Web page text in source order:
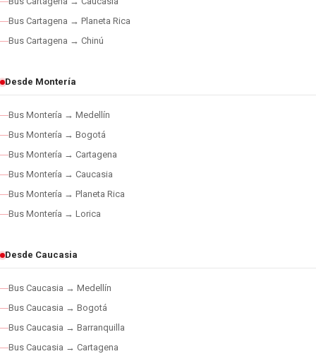
Bus Cartagena → Planeta Rica
Bus Cartagena → Chinú
Desde Montería
Bus Montería → Medellín
Bus Montería → Bogotá
Bus Montería → Cartagena
Bus Montería → Caucasia
Bus Montería → Planeta Rica
Bus Montería → Lorica
Desde Caucasia
Bus Caucasia → Medellín
Bus Caucasia → Bogotá
Bus Caucasia → Barranquilla
Bus Caucasia → Cartagena